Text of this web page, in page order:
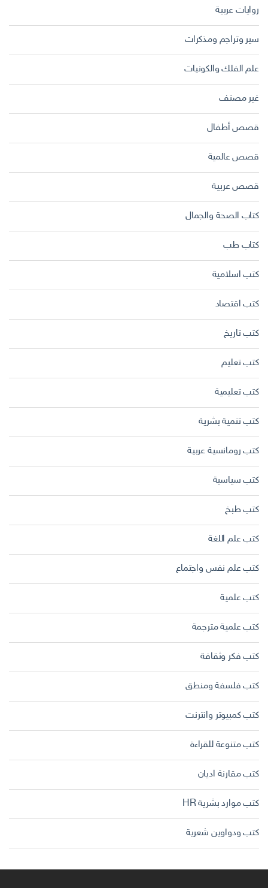
روايات عربية
سير وتراجم ومذكرات
علم الفلك والكونيات
غير مصنف
قصص أطفال
قصص عالمية
قصص عربية
كتاب الصحة والجمال
كتاب طب
كتب اسلامية
كتب اقتصاد
كتب تاريخ
كتب تعليم
كتب تعليمية
كتب تنمية بشرية
كتب رومانسية عربية
كتب سياسية
كتب طبخ
كتب علم اللغة
كتب علم نفس واجتماع
كتب علمية
كتب علمية مترجمة
كتب فكر وثقافة
كتب فلسفة ومنطق
كتب كمبيوتر وانترنت
كتب متنوعة للقراءة
كتب مقارنة اديان
كتب موارد بشرية HR
كتب ودواوين شعرية